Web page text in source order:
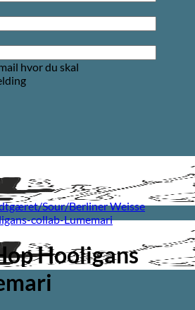
hvor du skal
Sour/Berliner Weisse
Hooligans